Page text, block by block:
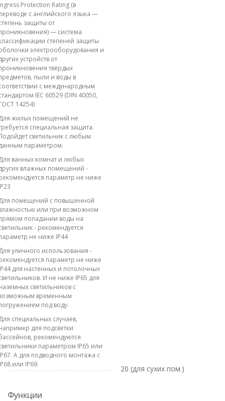
Protection Rating (в
с английского языка —
защиты от
— система
степеней защиты
электрооборудования и
устройств от
твёрдых
пыли и воды в
с международным
IEC 60529 (DIN 40050,
14254)
жилых помещений не
специальная защита.
светильник с любым
параметром.
ванных комнат и любых
влажных помещений -
параметр не ниже
помещений с повышенной
или при возможном
попадании воды на
- рекомендуется
не ниже IP44
уличного использования -
параметр не ниже
для настенных и потолочных
И не ниже IP65 для
светильников с
временным
под воду.
специальных случаев,
для подсветки
рекомендуются
параметром IP65 или
А для подводного монтажа с
или IP69.
20 (для сухих пом.)
Функции